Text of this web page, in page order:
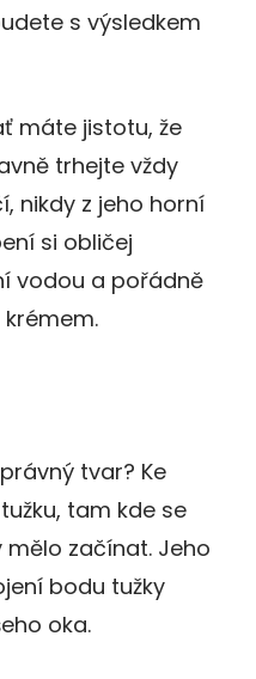
s výsledkem
máte jistotu, že
trhejte vždy
nikdy z jeho horní
si obličej
vodou a pořádně
tvar? Ke
tam kde se
začínat. Jeho
bodu tužky
oka.